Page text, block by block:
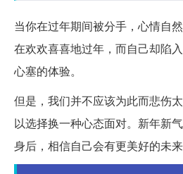
当你在过年期间被分手，心情自
在欢欢喜喜地过年，而自己却陷
心塞的体验。
但是，我们并不应该为此而悲伤
以选择换一种心态面对。新年新
身后，相信自己会有更美好的未来